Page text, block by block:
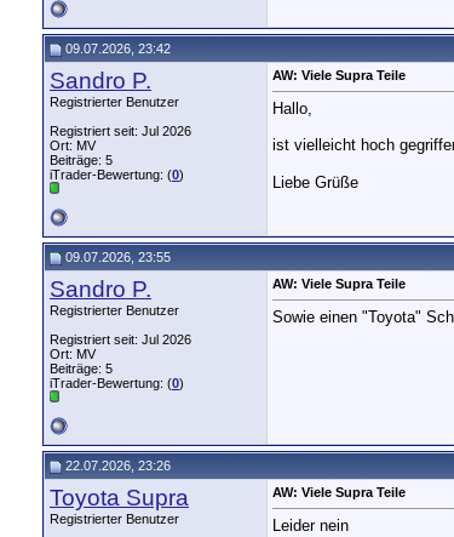
09.07.2026, 23:42
Sandro P.
Registrierter Benutzer
Registriert seit: Jul 2026
Ort: MV
Beiträge: 5
iTrader-Bewertung: (0)
AW: Viele Supra Teile
Hallo,
ist vielleicht hoch
Liebe Grüße
09.07.2026, 23:55
Sandro P.
Registrierter Benutzer
Registriert seit: Jul 2026
Ort: MV
Beiträge: 5
iTrader-Bewertung: (0)
AW: Viele Supra Teile
Sowie einen "Toyota"
22.07.2026, 23:26
Toyota Supra
Registrierter Benutzer
AW: Viele Supra Teile
Leider nein